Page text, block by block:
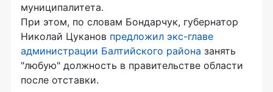
муниципалитета.
При этом, по словам Бондарчук, губернатор
Николай Цуканов предложил экс-главе
администрации Балтийского района занять
"любую" должность в правительстве области
после отставки.